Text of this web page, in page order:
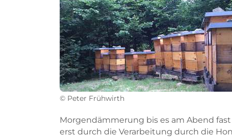
© Peter Frühwirth
Morgendämmerung bis es am Abend
erst durch die Verarbeitung durch die